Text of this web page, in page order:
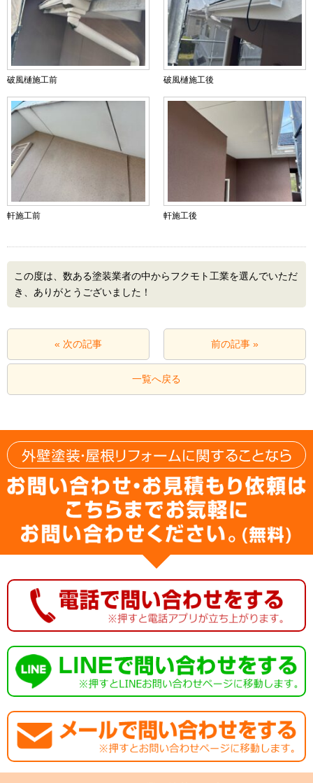
破風樋施工前 破風樋施工後
軒施工前 軒施工後
この度は、数ある塗装業者の中からフクモト工業を選んでいただ
き、ありがとうございました！
« 次の記事 前の記事 »
一覧へ戻る